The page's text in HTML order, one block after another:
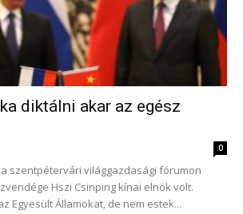
diktálni akar az egész
0
szentpétervári világgazdasági fórumon
Hszi Csinping kínai elnök volt.
Egyesült Államokat, de nem estek...